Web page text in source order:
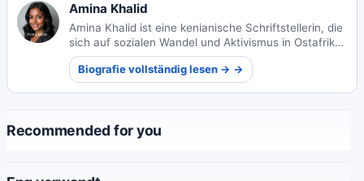
Amina Khalid
Amina Khalid ist eine kenianische Schriftstellerin, die
sich auf sozialen Wandel und Aktivismus in Ostafrika
konzentriert. Ihre Arbeit erforscht Basisbewegungen
und transformative Gerechtigkeit in der gesamten
Region.
Biografie vollständig lesen → →
Recommended for you